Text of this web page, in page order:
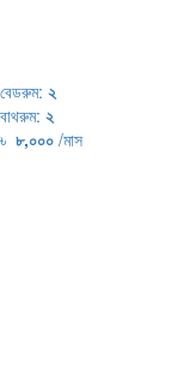
বেডরুম: ২
বাথরুম: ২
৳ ৮,০০০ /মাস